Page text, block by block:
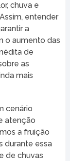
chuva e
entender
a
o aumento das
de
as
mais
cenário
atenção
a fruição
durante essa
de chuvas